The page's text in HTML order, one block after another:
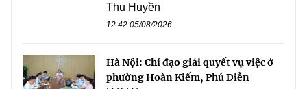
Thu Huyền
12:42 05/08/2026
Hà Nội: Chỉ đạo giải quyết vụ việc ở
phường Hoàn Kiếm, Phú Diễn